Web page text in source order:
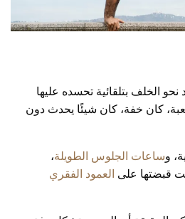
الخلف بتلقائية تحسده عليها
كان خفة، كان شيئًا يحدث دون
وساعات الجلوس الطويلة،
قبضتها على العمود الفقري